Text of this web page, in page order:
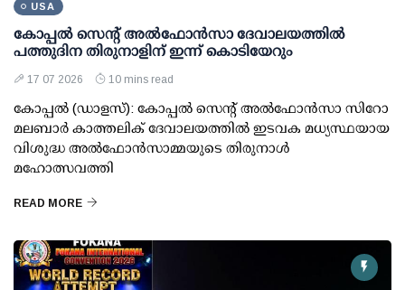
USA
കോപ്പല്‍ സെന്റ് അല്‍ഫോന്‍സാ ദേവാലയത്തില്‍
പത്തുദിന തിരുനാളിന് ഇന്ന് കൊടിയേറും
17 07 2026 10 mins read
കോപ്പല്‍ (ഡാളസ്): കോപ്പല്‍ സെന്റ് അല്‍ഫോന്‍സാ സിറോ
മലബാര്‍ കാത്തലിക് ദേവാലയത്തില്‍ ഇടവക മധ്യസ്ഥയായ
വിശുദ്ധ അല്‍ഫോന്‍സാമ്മയുടെ തിരുനാള്‍
മഹോത്സവത്തി
READ MORE